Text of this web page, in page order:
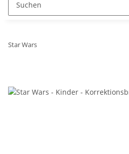
Star Wars